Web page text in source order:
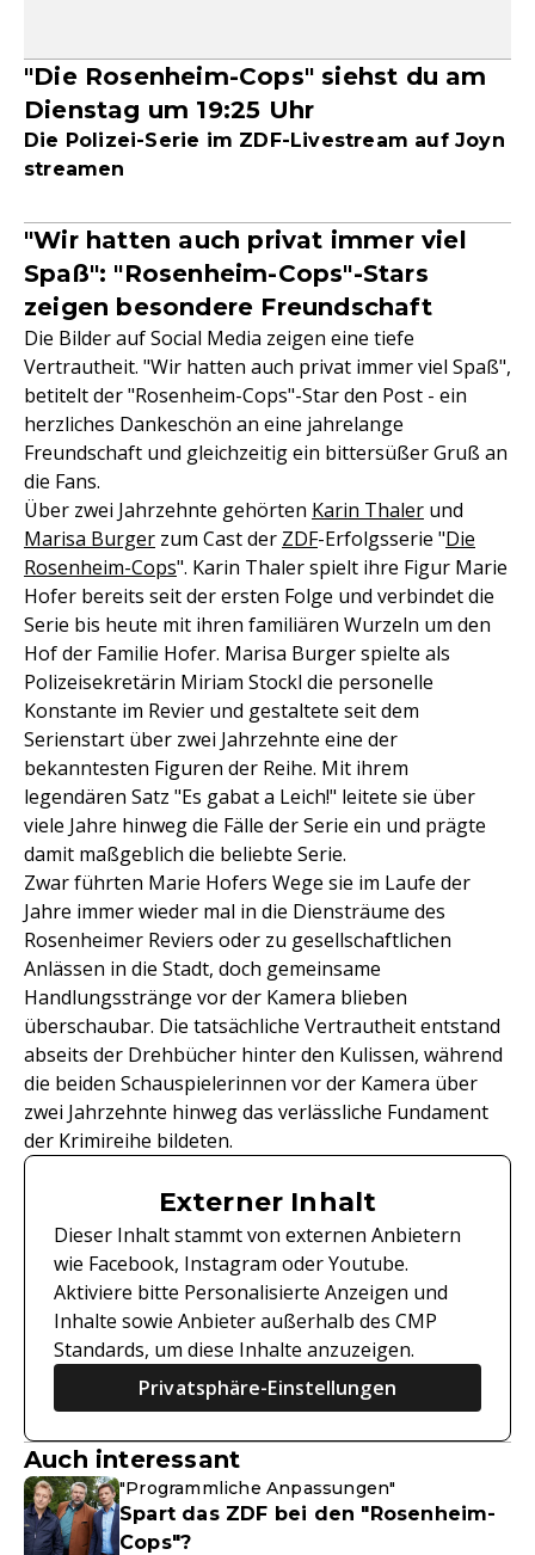
"Die Rosenheim-Cops" siehst du am
Dienstag um 19:25 Uhr
Die Polizei-Serie im ZDF-Livestream auf Joyn
streamen
"Wir hatten auch privat immer viel
Spaß": "Rosenheim-Cops"-Stars
zeigen besondere Freundschaft
Die Bilder auf Social Media zeigen eine tiefe
Vertrautheit. "Wir hatten auch privat immer viel Spaß",
betitelt der "Rosenheim-Cops"-Star den Post - ein
herzliches Dankeschön an eine jahrelange
Freundschaft und gleichzeitig ein bittersüßer Gruß an
die Fans.
Über zwei Jahrzehnte gehörten Karin Thaler und
Marisa Burger zum Cast der ZDF-Erfolgsserie "Die
Rosenheim-Cops". Karin Thaler spielt ihre Figur Marie
Hofer bereits seit der ersten Folge und verbindet die
Serie bis heute mit ihren familiären Wurzeln um den
Hof der Familie Hofer. Marisa Burger spielte als
Polizeisekretärin Miriam Stockl die personelle
Konstante im Revier und gestaltete seit dem
Serienstart über zwei Jahrzehnte eine der
bekanntesten Figuren der Reihe. Mit ihrem
legendären Satz "Es gabat a Leich!" leitete sie über
viele Jahre hinweg die Fälle der Serie ein und prägte
damit maßgeblich die beliebte Serie.
Zwar führten Marie Hofers Wege sie im Laufe der
Jahre immer wieder mal in die Diensträume des
Rosenheimer Reviers oder zu gesellschaftlichen
Anlässen in die Stadt, doch gemeinsame
Handlungsstränge vor der Kamera blieben
überschaubar. Die tatsächliche Vertrautheit entstand
abseits der Drehbücher hinter den Kulissen, während
die beiden Schauspielerinnen vor der Kamera über
zwei Jahrzehnte hinweg das verlässliche Fundament
der Krimireihe bildeten.
Externer Inhalt
Dieser Inhalt stammt von externen Anbietern
wie Facebook, Instagram oder Youtube.
Aktiviere bitte Personalisierte Anzeigen und
Inhalte sowie Anbieter außerhalb des CMP
Standards, um diese Inhalte anzuzeigen.
Privatsphäre-Einstellungen
Auch interessant
"Programmliche Anpassungen"
Spart das ZDF bei den "Rosenheim-
Cops"?